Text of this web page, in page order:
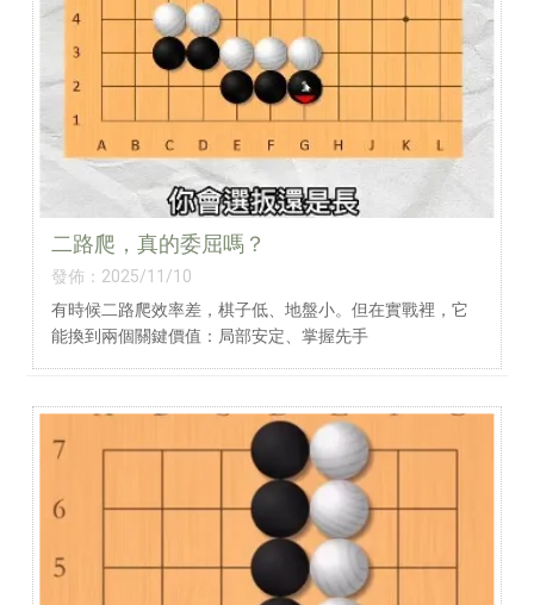
二路爬，真的委屈嗎？
發佈：2025/11/10
有時候二路爬效率差，棋子低、地盤小。但在實戰裡，它
能換到兩個關鍵價值：局部安定、掌握先手